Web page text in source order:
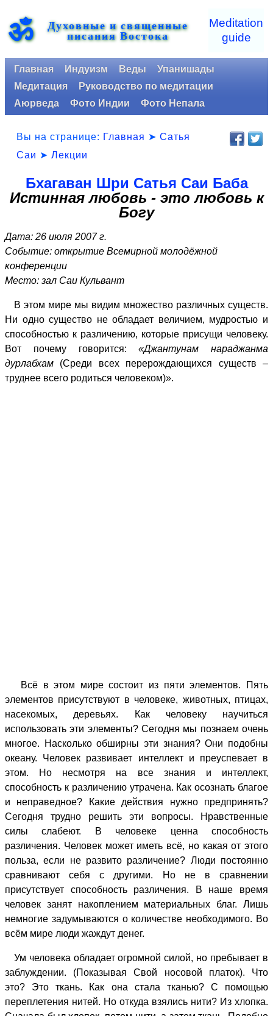
ॐ Духовные и священные
писания Востока
Meditation
guide
Главная Индуизм Веды
Упанишады
Медитация
Руководство по медитации
Аюрведа
Фото Индии Фото Непала
Вы на странице: Главная ➤ Сатья
Саи ➤ Лекции
Бхагаван Шри Сатья Саи Баба
Истинная любовь - это любовь к
Богу
Дата: 26 июля 2007 г.
Событие: открытие Всемирной молодёжной
конференции
Место: зал Саи Кульвант
В этом мире мы видим множество различных существ.
Ни одно существо не обладает величием, мудростью и
способностью к различению, которые присущи человеку.
Вот почему говорится:«Джантунам нараджанма
дурлабхам (Среди всех перерождающихся существ –
труднее всего родиться человеком)».
Всё в этом мире состоит из пяти элементов. Пять
элементов присутствуют в человеке, животных, птицах,
насекомых, деревьях. Как человеку научиться
использовать эти элементы? Сегодня мы познаем очень
многое. Насколько обширны эти знания? Они подобны
океану. Человек развивает интеллект и преуспевает в
этом. Но несмотря на все знания и интеллект,
способность к различению утрачена. Как осознать благое
и неправедное? Какие действия нужно предпринять?
Сегодня трудно решить эти вопросы. Нравственные
силы слабеют. В человеке ценна способность
различения. Человек может иметь всё, но какая от этого
польза, если не развито различение? Люди постоянно
сравнивают себя с другими. Но не в сравнении
присутствует способность различения. В наше время
человек занят накоплением материальных благ. Лишь
немногие задумываются о количестве необходимого. Во
всём мире люди жаждут денег.
Ум человека обладает огромной силой, но пребывает в
заблуждении. (Показывая Свой носовой платок). Что
это? Это ткань. Как она стала тканью? С помощью
переплетения нитей. Но откуда взялись нити? Из хлопка.